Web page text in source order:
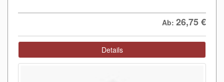
Ab: 26,75€
Details